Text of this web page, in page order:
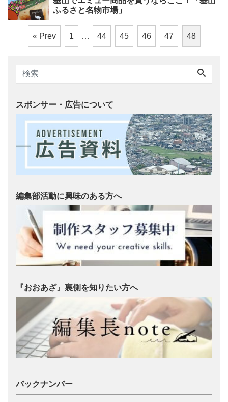
ふるさと名物市場」
« Prev 1 … 44 45 46 47 48
スポンサー・広告について
編集部活動に興味のある方へ
『おおあざ』裏側を知りたい方へ
バックナンバー